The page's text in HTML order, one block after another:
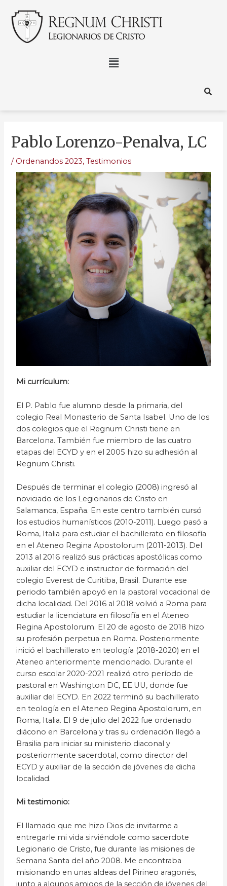
Pablo Lorenzo-Penalva, LC
/ Ordenandos 2023,Testimonios
Mi currículum:
El P. Pablo fue alumno desde la primaria, del
colegio Real Monasterio de Santa Isabel. Uno de los
dos colegios que el Regnum Christi tiene en
Barcelona. También fue miembro de las cuatro
etapas del ECYD y en el 2005 hizo su adhesión al
Regnum Christi.
Después de terminar el colegio (2008) ingresó al
noviciado de los Legionarios de Cristo en
Salamanca, España. En este centro también cursó
los estudios humanísticos (2010-2011). Luego pasó a
Roma, Italia para estudiar el bachillerato en filosofía
en el Ateneo Regina Apostolorum (2011-2013). Del
2013 al 2016 realizó sus prácticas apostólicas como
auxiliar del ECYD e instructor de formación del
colegio Everest de Curitiba, Brasil. Durante ese
periodo también apoyó en la pastoral vocacional de
dicha localidad. Del 2016 al 2018 volvió a Roma para
estudiar la licenciatura en filosofía en el Ateneo
Regina Apostolorum. El 20 de agosto de 2018 hizo
su profesión perpetua en Roma. Posteriormente
inició el bachillerato en teología (2018-2020) en el
Ateneo anteriormente mencionado. Durante el
curso escolar 2020-2021 realizó otro período de
pastoral en Washington DC, EE.UU, donde fue
auxiliar del ECYD. En 2022 terminó su bachillerato
en teología en el Ateneo Regina Apostolorum, en
Roma, Italia. El 9 de julio del 2022 fue ordenado
diácono en Barcelona y tras su ordenación llegó a
Brasilia para iniciar su ministerio diaconal y
posteriormente sacerdotal, como director del
ECYD y auxiliar de la sección de jóvenes de dicha
localidad.
Mi testimonio:
El llamado que me hizo Dios de invitarme a
entregarle mi vida sirviéndole como sacerdote
Legionario de Cristo, fue durante las misiones de
Semana Santa del año 2008. Me encontraba
misionando en unas aldeas del Pirineo aragonés,
junto a algunos amigos de la sección de jóvenes del